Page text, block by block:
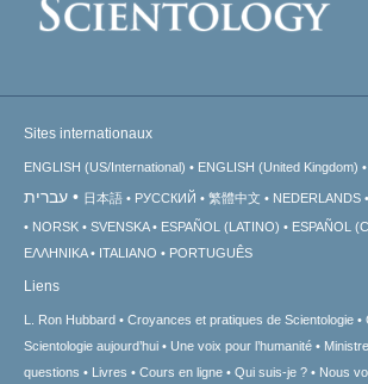
Sites internationaux
ENGLISH (US/International) ENGLISH (United Kingdom)
עברית 日本語 РУССКИЙ 繁體中文 NEDERLANDS
NORSK
SVENSKA ESPAÑOL (LATINO)
ESPAÑOL
ΕΛΛΗΝΙΚA
ITALIANO PORTUGUÊS
Liens
L. Ron Hubbard Croyances et pratiques de Scientologie
Scientologie aujourd’hui
Une voix pour l’humanité
questions
Livres Cours en ligne Qui suis-je ? Nous